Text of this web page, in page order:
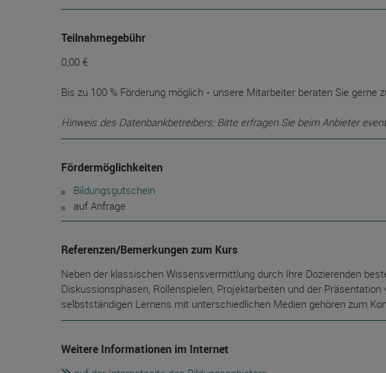
Teilnahmegebühr
0,00 €
Bis zu 100 % Förderung möglich - unsere Mitarbeiter beraten Sie gerne
Hinweis des Datenbankbetreibers: Bitte erfragen Sie beim Anbieter
Fördermöglichkeiten
Bildungsgutschein
auf Anfrage
Referenzen/Bemerkungen zum Kurs
Neben der klassischen Wissensvermittlung durch Ihre Dozierenden
Diskussionsphasen, Rollenspielen, Projektarbeiten und der
selbstständigen Lernens mit unterschiedlichen Medien gehören zum
Weitere Informationen im Internet